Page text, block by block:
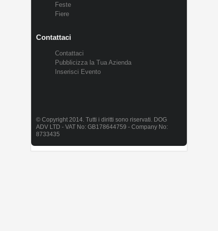
Feste
Fiere
Contattaci
Contattaci
Pubblicizza la Tua Azienda
Inserisci Evento
© Copyright 2014. Tutti i diritti sono riservati. DOG
ADV LTD - VAT No: GB178644759 - Company No:
8733435